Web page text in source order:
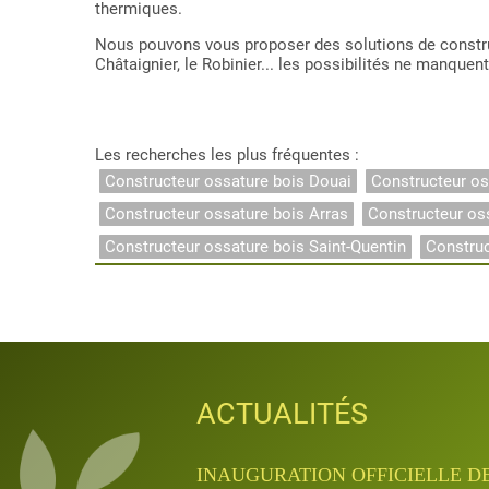
thermiques.
Nous pouvons vous proposer des solutions de
Châtaignier, le Robinier... les possibilités ne
Les recherches les plus fréquentes :
Constructeur ossature bois Douai
Constructeur
Constructeur ossature bois Arras
Constructeur
Constructeur ossature bois Saint-Quentin
ACTUALITÉS
INAUGURATION QUANTA
ACTUALITÉS
INAUGURATION OFFICIELLE
ACTUALITÉS
JOURNÉES PORTES OUVERTES
ACTUALITÉS
APPRENTISSAGE &
ACTUALITÉS
APPRENTISSAGE &